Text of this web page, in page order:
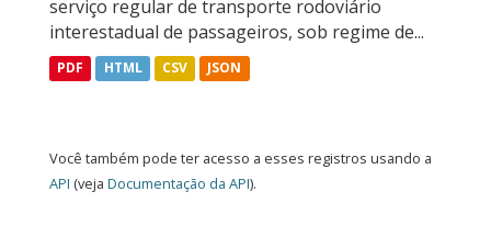
serviço regular de transporte rodoviário
interestadual de passageiros, sob regime de...
PDF HTML CSV JSON
Você também pode ter acesso a esses registros usando a
API (veja Documentação da API).